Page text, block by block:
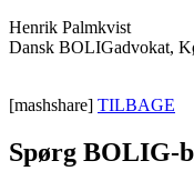
Henrik Palmkvist
Dansk BOLIGadvokat,
[mashshare] TILBAGE
Spørg BOLIG-